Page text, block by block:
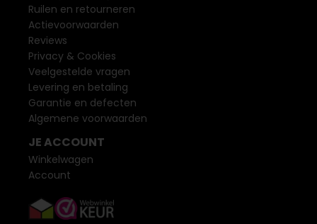
Ruilen en retourneren
Actievoorwaarden
Reviews
Privacy & Cookies
Veelgestelde vragen
Levering en betaling
Garantie en defecten
Algemene voorwaarden
JE ACCOUNT
Winkelwagen
Account